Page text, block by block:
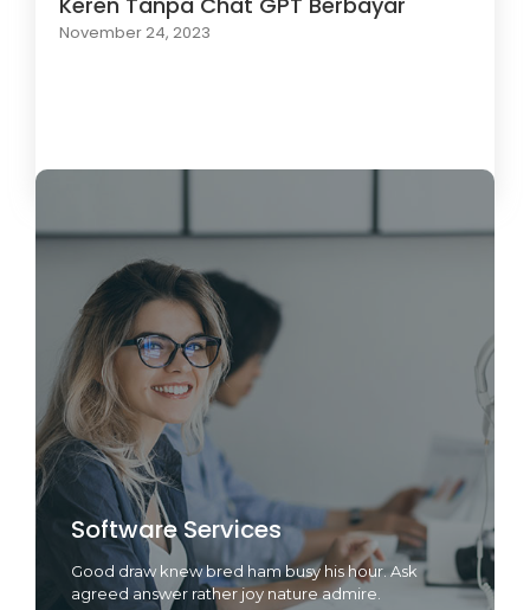
November 24, 2023
Software Services
Good draw knew bred ham busy his hour. Ask
agreed answer rather joy nature admire.